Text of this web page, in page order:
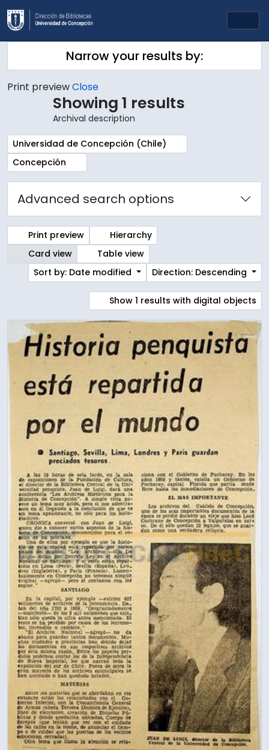
Skip to main content
Narrow your results by:
Print previewClose
Showing 1 results
Archival description
Remove filter:
Universidad de Concepción (Chile)
Remove filter:
Concepción
Advanced search options
Print preview
Hierarchy
Card view
Table view
Sort by: Date modified
Direction: Descending
Show 1 results with digital objects